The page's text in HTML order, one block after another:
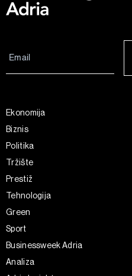
Ekonomija
Biznis
Politika
Tržište
Prestiž
Tehnologija
Green
Sport
Businessweek Adria
Analiza